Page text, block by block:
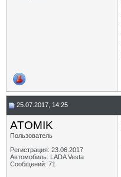
25.07.2017, 14:25
ATOMIK
Пользователь
Регистрация: 23.06.2017
Автомобиль: LADA Vesta
Сообщений: 71